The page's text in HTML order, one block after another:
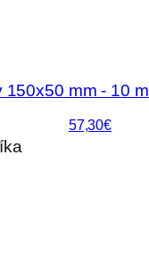
150x50 mm - 10 m
57,30€